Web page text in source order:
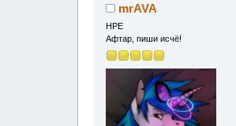
mrAVA
НРЕ
Афтар, пиши исчё!